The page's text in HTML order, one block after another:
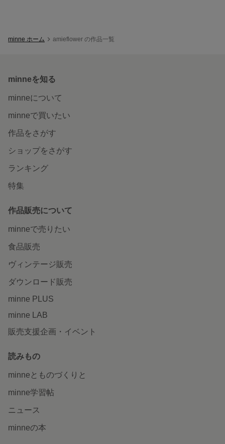
minne ホーム amieflower の作品一覧
minneを知る
minneについて
minneで買いたい
作品をさがす
ショップをさがす
ランキング
特集
作品販売について
minneで売りたい
食品販売
ヴィンテージ販売
ダウンロード販売
minne PLUS
minne LAB
販売支援企画・イベント
読みもの
minneとものづくりと
minne学習帖
ニュース
minneの本